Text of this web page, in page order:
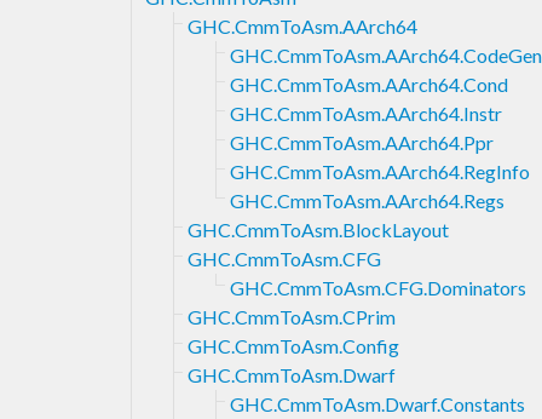
GHC.CmmToAsm.AArch64
GHC.CmmToAsm.AArch64.CodeGen
GHC.CmmToAsm.AArch64.Cond
GHC.CmmToAsm.AArch64.Instr
GHC.CmmToAsm.AArch64.Ppr
GHC.CmmToAsm.AArch64.RegInfo
GHC.CmmToAsm.AArch64.Regs
GHC.CmmToAsm.BlockLayout
GHC.CmmToAsm.CFG
GHC.CmmToAsm.CFG.Dominators
GHC.CmmToAsm.CPrim
GHC.CmmToAsm.Config
GHC.CmmToAsm.Dwarf
GHC.CmmToAsm.Dwarf.Constants